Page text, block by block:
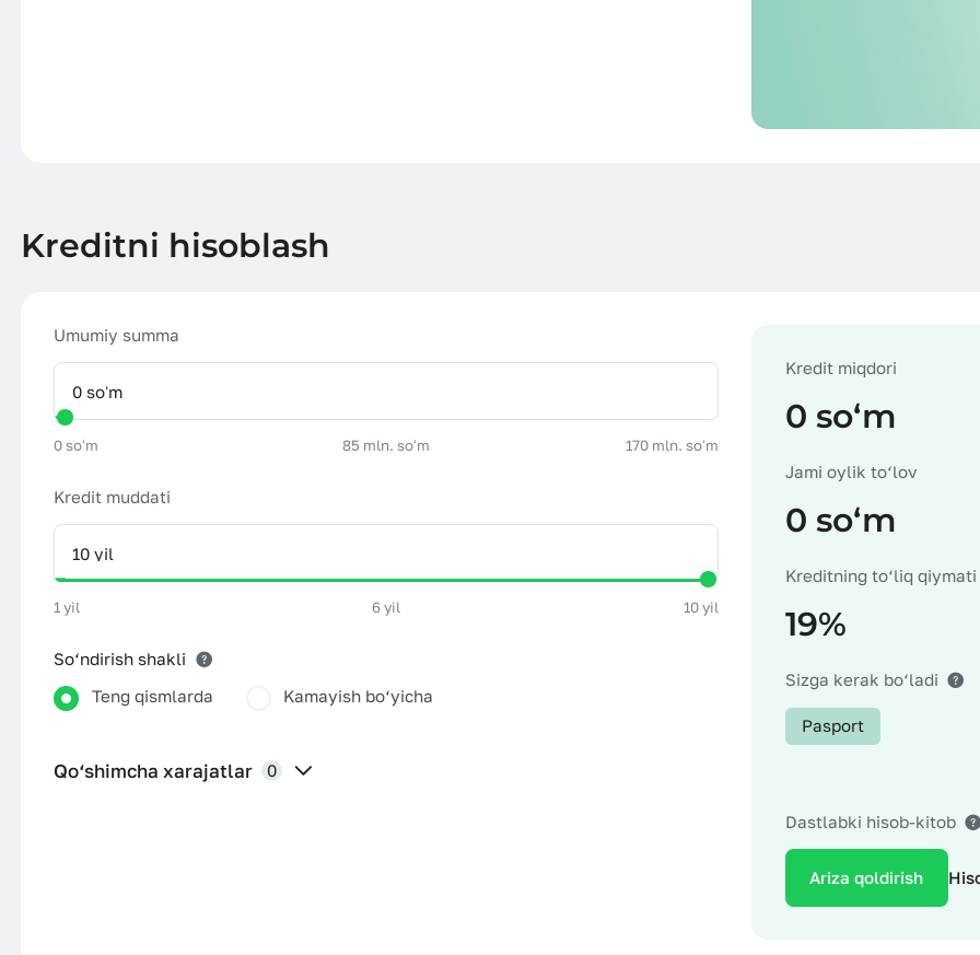
Kreditni hisoblash
Umumiy summa
0 soʻm 85 mln. soʻm 170 mln. soʻm
Kredit muddati
1 yil 6 yil 10 yil
So‘ndirish shakli
Teng qismlarda
Kamayish bo‘yicha
Qo‘shimcha xarajatlar 0
Kredit miqdori
0 soʻm
Jami oylik to‘lov
0 soʻm
Kreditning to‘liq qiymati
19%
Sizga kerak bo‘ladi
Pasport
Dastlabki hisob-kitob
Ariza qoldirish